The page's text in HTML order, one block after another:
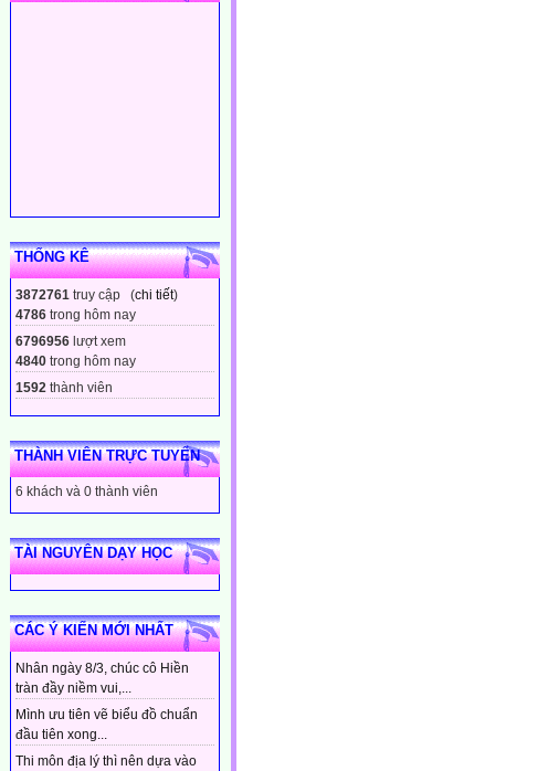
THỐNG KÊ
3872761 truy cập (chi tiết)
4786 trong hôm nay
6796956 lượt xem
4840 trong hôm nay
1592 thành viên
THÀNH VIÊN TRỰC TUYẾN
6 khách và 0 thành viên
TÀI NGUYÊN DẠY HỌC
CÁC Ý KIẾN MỚI NHẤT
Nhân ngày 8/3, chúc cô Hiền
tràn đầy niềm vui,...
Mình ưu tiên vẽ biểu đồ chuẩn
đầu tiên xong...
Thi môn địa lý thì nên dựa vào